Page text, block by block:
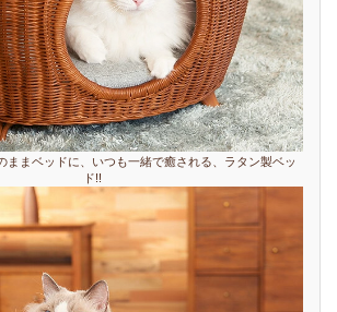
ままベッドに、いつも一緒で癒される、ラタン製ベッ
ド!!